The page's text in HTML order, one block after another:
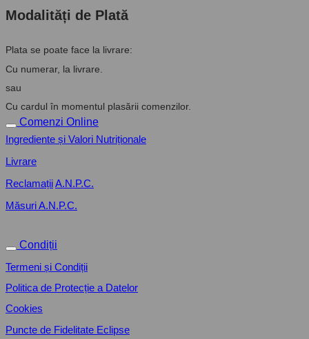
Modalități de Plată
Plata se poate face la livrare:
Cu numerar, la livrare.
sau
Cu cardul în momentul plasării comenzilor.
Comenzi Online
Ingrediente și Valori Nutriționale
Livrare
ReclamațiiA.N.P.C.
Măsuri A.N.P.C.
Condiții
Termeni și Condiții
Politica de Protecție a Datelor
Cookies
Puncte de Fidelitate Eclipse